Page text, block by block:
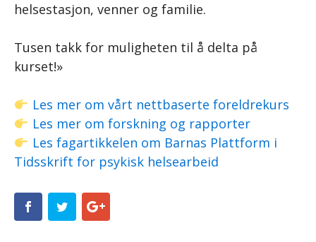
helsestasjon, venner og familie.
Tusen takk for muligheten til å delta på
kurset!»
Les mer om vårt nettbaserte foreldrekurs
Les mer om forskning og rapporter
Les fagartikkelen om Barnas Plattform i
Tidsskrift for psykisk helsearbeid